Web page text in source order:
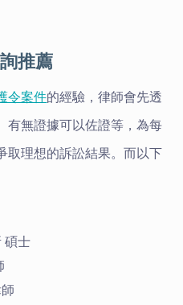
推薦
令案件的經驗，律師會先透
有無證據可以佐證等，為每
取理想的訴訟結果。而以下
碩士